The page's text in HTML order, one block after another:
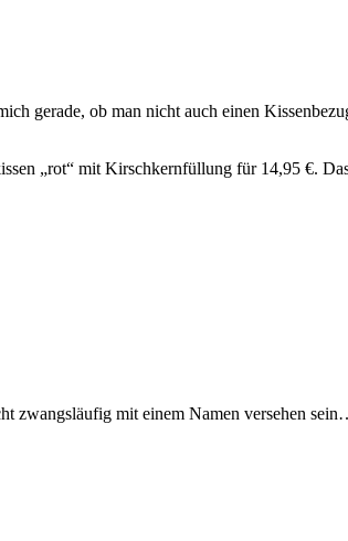
gerade, ob man nicht auch einen
„rot“ mit Kirschkernfüllung für 14,95 €.
zwangsläufig mit einem Namen versehen